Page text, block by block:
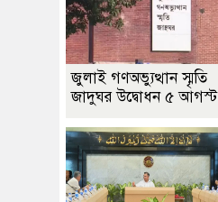
জুলাই গণঅভ্যুত্থান স্মৃতি
জাদুঘর উদ্বোধন ৫ আগস্ট